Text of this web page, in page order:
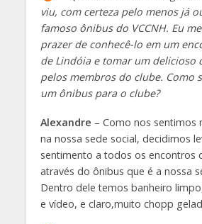
viu, com certeza pelo menos já
famoso ônibus do VCCNH. Eu
prazer de conhecê-lo em um
de Lindóia e tomar um delicioso
pelos membros do clube. Como
um ônibus para o clube?
Alexandre – Como nos sentimos
na nossa sede social, decidimos
sentimento a todos os encontros
através do ônibus que é a nossa
Dentro dele temos banheiro
e vídeo, e claro,muito chopp